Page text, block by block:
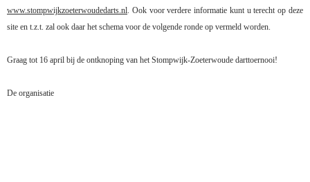
www.stompwijkzoeterwoudedarts.nl. Ook voor verdere informatie kunt u terecht op deze
site en t.z.t. zal ook daar het schema voor de volgende ronde op vermeld worden.
Graag tot 16 april bij de ontknoping van het Stompwijk-Zoeterwoude darttoernooi!
De organisatie